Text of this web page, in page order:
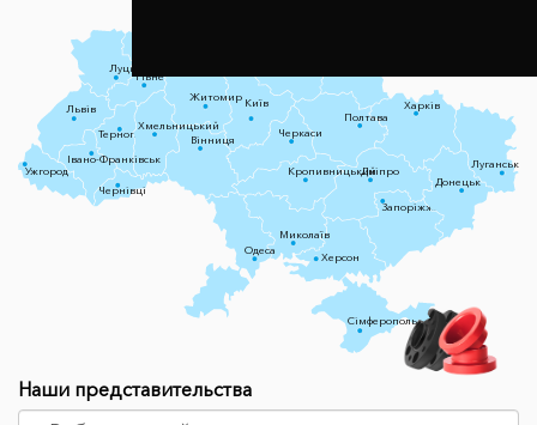
Сімферополь
Луцьк
Київ
Житомир
Тернопіль
Рівне
Львів
Дніпро
Кропивницький
Харків
Полтава
Черкаси
Запоріжжя
Херсон
Донецьк
Луганськ
Ужгород
Чернівці
Вінниця
Хмельницький
Івано-Франківськ
Миколаїв
Одеса
Наши представительства